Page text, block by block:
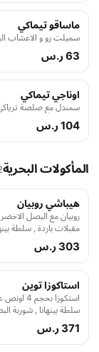
ماساقو تيماكي
سميلت رو و الاعشاب
63 ر.س
اوناجي تيماكي
سمندل مع صلصة
104 ر.س
المأكولات البحرية
هيباشي روبيان
روبيان مع البصل
مقبلات باردة , سلطة
هيباشي , صوص , أرز
303 ر.س
استاكوزا توين
استكوزا
سلطة بينهانا , شوربة
مسلوق و شاهي اخضر
371 ر.س